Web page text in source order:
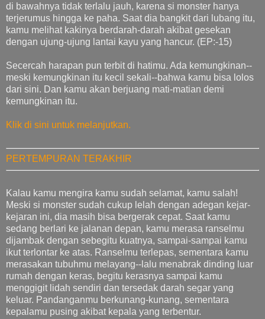
di bawahnya tidak terlalu jauh, karena si monster hanya
terjerumus hingga ke paha. Saat dia bangkit dari lubang itu,
kamu melihat kakinya berdarah-darah akibat gesekan
dengan ujung-ujung lantai kayu yang hancur. (EP:-15)
Secercah harapan pun terbit di hatimu. Ada kemungkinan--
meski kemungkinan itu kecil sekali--bahwa kamu bisa lolos
dari sini. Dan kamu akan berjuang mati-matian demi
kemungkinan itu.
Klik di sini untuk melanjutkan.
PERTEMPURAN TERAKHIR
Kalau kamu mengira kamu sudah selamat, kamu salah!
Meski si monster sudah cukup lelah dengan adegan kejar-
kejaran ini, dia masih bisa bergerak cepat. Saat kamu
sedang berlari ke jalanan depan, kamu merasa ranselmu
dijambak dengan sebegitu kuatnya, sampai-sampai kamu
ikut terlontar ke atas. Ranselmu terlepas, sementara kamu
merasakan tubuhmu melayang--lalu menabrak dinding luar
rumah dengan keras, begitu kerasnya sampai kamu
menggigit lidah sendiri dan tersedak darah segar yang
keluar. Pandanganmu berkunang-kunang, sementara
kepalamu pusing akibat kepala yang terbentur.